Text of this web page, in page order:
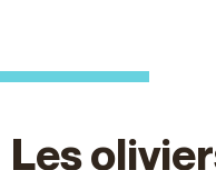
Les